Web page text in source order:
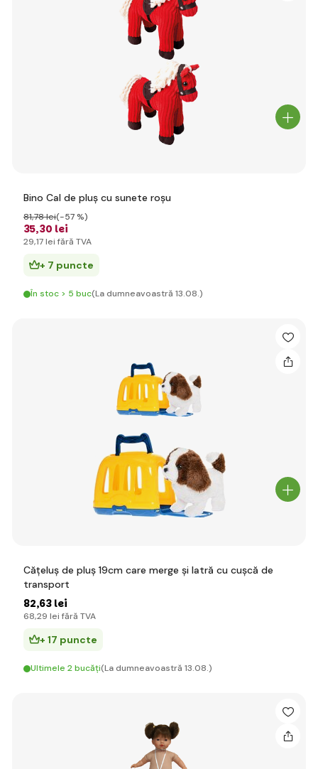
Bino Cal de pluș cu sunete roșu
35,30 lei
81,78 lei(-57 %)
29,17 lei fără TVA
+ 7 puncte
În stoc > 5 buc(La dumneavoastră 13.08.)
Cățeluș de pluș 19cm care merge și latră cu cușcă de
transport
82,63 lei
68,29 lei fără TVA
+ 17 puncte
Ultimele 2 bucăți(La dumneavoastră 13.08.)